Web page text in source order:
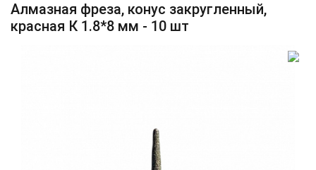
Алмазная фреза, конус закругленный,
красная К 1.8*8 мм - 10 шт